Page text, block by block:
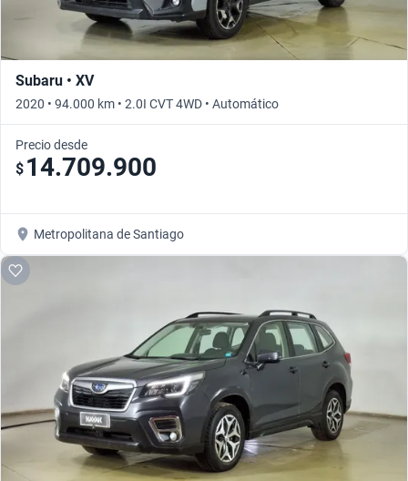
Subaru • XV
2020 • 94.000 km • 2.0I CVT 4WD • Automático
Precio desde
$ 14.709.900
Metropolitana de Santiago